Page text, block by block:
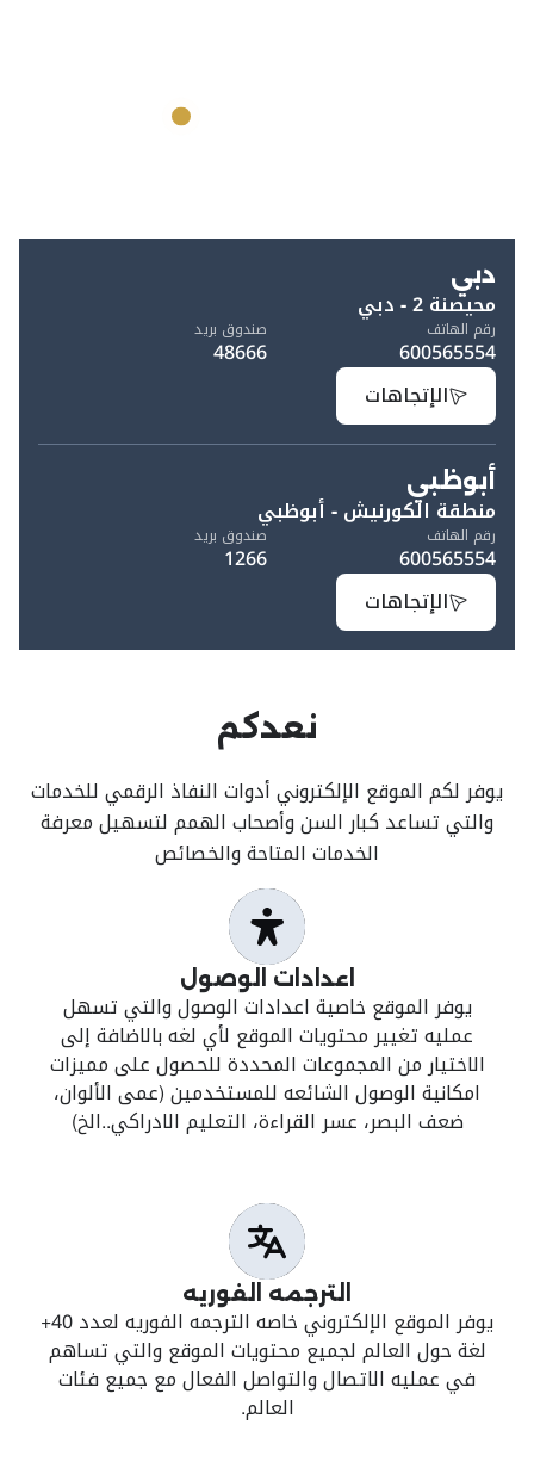
دبي
محيصنة 2 - دبي
رقم الهاتف
600565554
صندوق بريد
48666
الإتجاهات
أبوظبي
منطقة الكورنيش - أبوظبي
رقم الهاتف
600565554
صندوق بريد
1266
الإتجاهات
نعدكم
يوفر لكم الموقع الإلكتروني أدوات النفاذ الرقمي للخدمات
والتي تساعد كبار السن وأصحاب الهمم لتسهيل معرفة
الخدمات المتاحة والخصائص
اعدادات الوصول
يوفر الموقع خاصية اعدادات الوصول والتي تسهل
عمليه تغيير محتويات الموقع لأي لغه بالاضافة إلى
الاختيار من المجموعات المحددة للحصول على مميزات
امكانية الوصول الشائعه للمستخدمين (عمى الألوان،
ضعف البصر، عسر القراءة، التعليم الادراكي..الخ)
الترجمه الفوريه
يوفر الموقع الإلكتروني خاصه الترجمه الفوريه لعدد 40+
لغة حول العالم لجميع محتويات الموقع والتي تساهم
في عمليه الاتصال والتواصل الفعال مع جميع فئات
العالم.